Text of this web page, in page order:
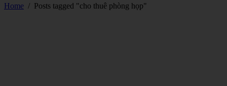
Home / Posts tagged "cho thuê phòng họp"